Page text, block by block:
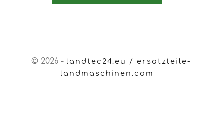
© 2026 - landtec24.eu / ersatzteile-
landmaschinen.com